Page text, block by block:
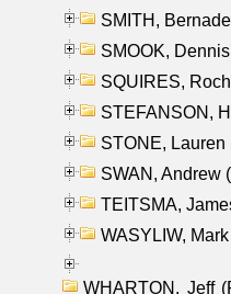
SMITH,
SMOOK,
SQUIRES,
STEFANSON,
STONE, Lauren
SWAN, Andrew
TEITSMA,
WASYLIW,
WHARTON, Jeff